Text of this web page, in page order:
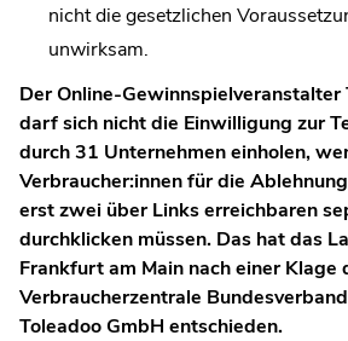
nicht die gesetzlichen
unwirksam.
Der Online-Gewinnspielveranstalter
darf sich nicht die Einwilligung zur
durch 31 Unternehmen einholen,
Verbraucher:innen für die
erst zwei über Links erreichbaren
durchklicken müssen. Das hat das
Frankfurt am Main nach einer Klage
Verbraucherzentrale
Toleadoo GmbH entschieden.